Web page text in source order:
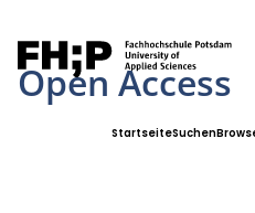
Open Access
StartseiteSuchen